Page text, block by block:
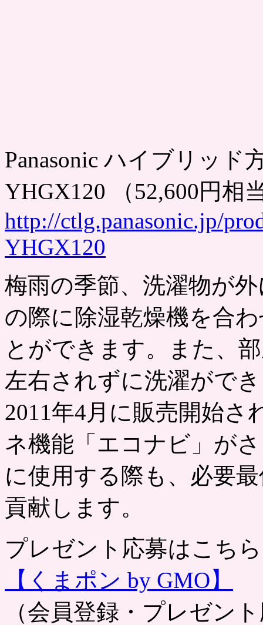
Panasonic ハイブリッド
YHGX120 （52,600円相
http://ctlg.panasonic.jp/
YHGX120
梅雨の季節、洗濯物が
の際に除湿乾燥機を合
とができます。また、
左右されずに洗濯がで
2011年4月に販売開始
ネ機能「エコナビ」が
に使用する際も、必要
貢献します。
プレゼント応募はこち
【くまポン by GMO】
（会員登録・プレゼン